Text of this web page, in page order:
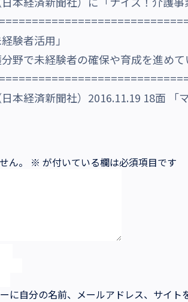
験者活用」
野で未経験者の確保や育成を進めて
本経済新聞社）2016.11.19 18面 「
ん。
※ が付いている欄は必須項目です
に自分の名前、メールアドレス、サイト